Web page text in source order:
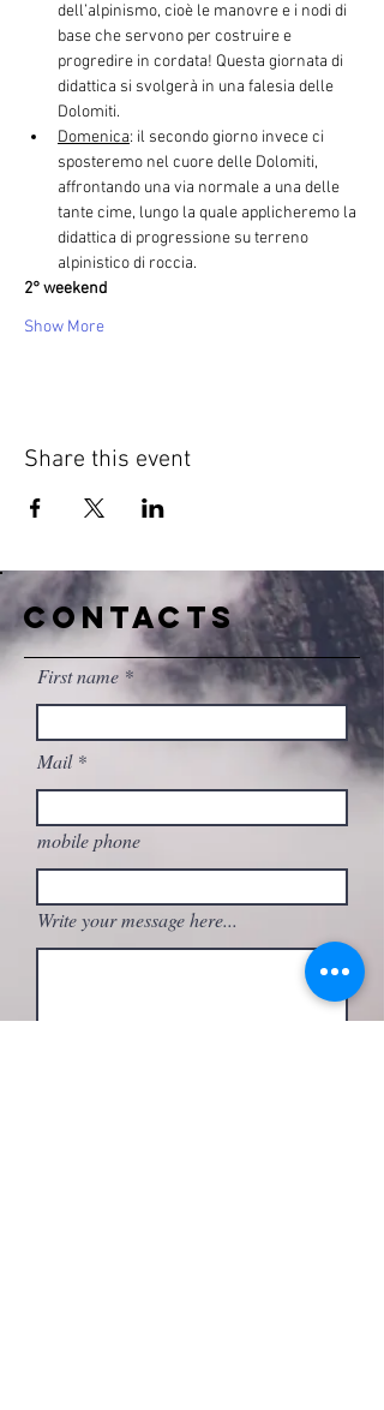
dell’alpinismo, cioè le manovre e i nodi di
base che servono per costruire e
progredire in cordata! Questa giornata di
didattica si svolgerà in una falesia delle
Dolomiti.
Domenica: il secondo giorno invece ci
sposteremo nel cuore delle Dolomiti,
affrontando una via normale a una delle
tante cime, lungo la quale applicheremo la
didattica di progressione su terreno
alpinistico di roccia.
2° weekend
Show More
Share this event
CONTACTS
First name
Mail
mobile phone
Write your message here...